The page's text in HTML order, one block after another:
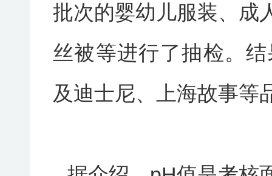
批次的婴幼儿服装、成
丝被等进行了抽检。
及迪士尼、上海故事等